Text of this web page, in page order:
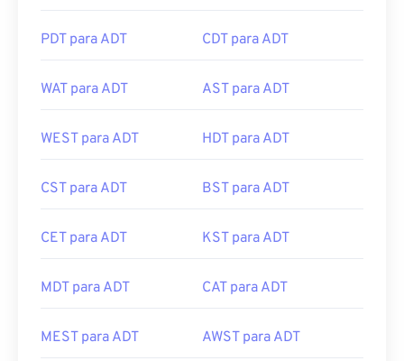
PDT para ADT CDT para ADT
WAT para ADT AST para ADT
WEST para ADT HDT para ADT
CST para ADT BST para ADT
CET para ADT KST para ADT
MDT para ADT CAT para ADT
MEST para ADT AWST para ADT